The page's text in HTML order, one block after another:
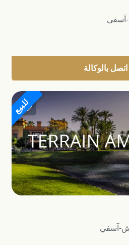
آسفي
اتصل بالوكالة
للبيع